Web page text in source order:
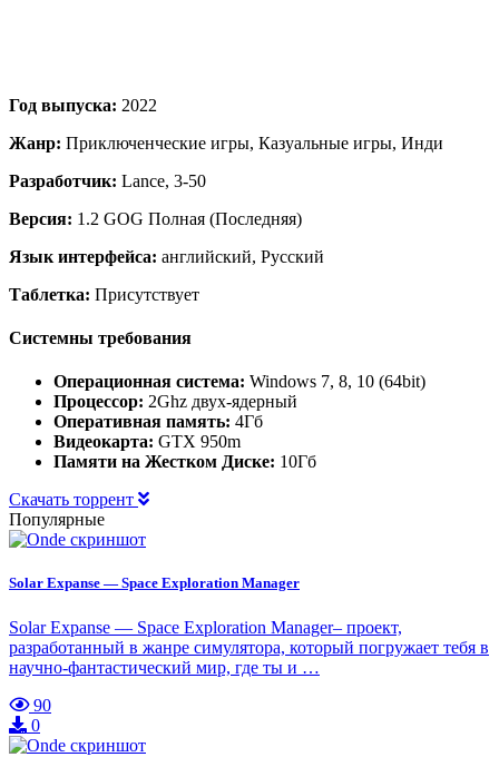
Год выпуска: 2022
Жанр: Приключенческие игры, Казуальные игры, Инди
Разработчик: Lance, 3-50
Версия: 1.2 GOG Полная (Последняя)
Язык интерфейса: английский, Русский
Таблетка: Присутствует
Системны требования
Операционная система: Windows 7, 8, 10 (64bit)
Процессор: 2Ghz двух-ядерный
Оперативная память: 4Гб
Видеокарта: GTX 950m
Памяти на Жестком Диске: 10Гб
Скачать торрент
Популярные
Solar Expanse — Space Exploration Manager
Solar Expanse — Space Exploration Manager– проект,
разработанный в жанре симулятора, который погружает тебя в
научно-фантастический мир, где ты и …
90
0